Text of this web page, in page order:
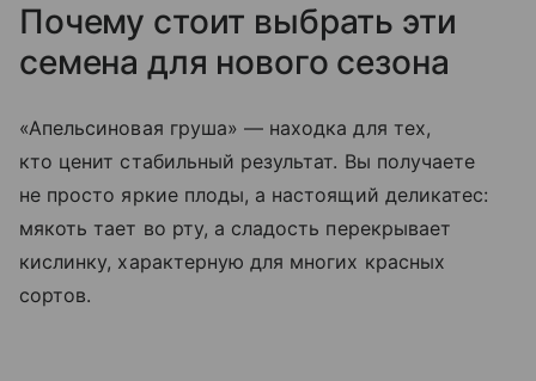
Почему стоит выбрать эти
семена для нового сезона
«Апельсиновая груша» — находка для тех,
кто ценит стабильный результат. Вы получаете
не просто яркие плоды, а настоящий деликатес:
мякоть тает во рту, а сладость перекрывает
кислинку, характерную для многих красных
сортов.